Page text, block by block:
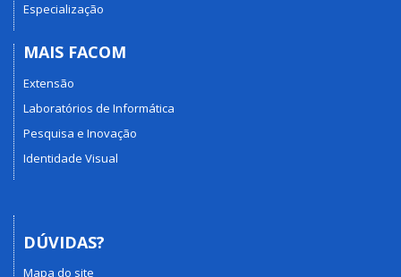
Especialização
MAIS FACOM
Extensão
Laboratórios de Informática
Pesquisa e Inovação
Identidade Visual
DÚVIDAS?
Mapa do site